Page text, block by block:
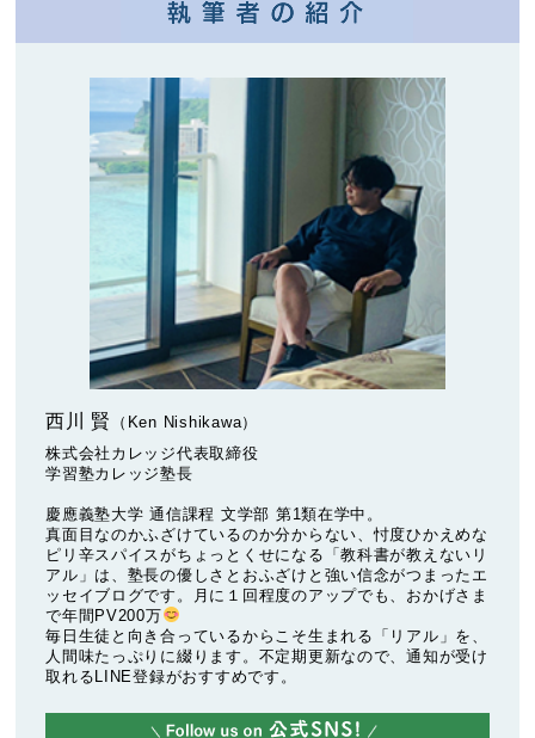
西川 賢
（Ken Nishikawa）
株式会社カレッジ代表取締役
学習塾カレッジ塾長
慶應義塾大学 通信課程 文学部 第1類在学中。
真面目なのかふざけているのか分からない、忖度ひかえめな
ピリ辛スパイスがちょっとくせになる「教科書が教えないリ
アル」は、塾長の優しさとおふざけと強い信念がつまったエ
ッセイブログです。月に１回程度のアップでも、おかげさま
で年間PV200万
毎日生徒と向き合っているからこそ生まれる「リアル」を、
人間味たっぷりに綴ります。不定期更新なので、通知が受け
取れるLINE登録がおすすめです。